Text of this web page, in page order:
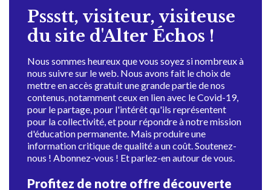
Pssstt, visiteur, visiteuse
du site d'Alter Échos !
Nous sommes heureux que vous soyez si nombreux à
nous suivre sur le web. Nous avons fait le choix de
mettre en accès gratuit une grande partie de nos
contenus, notamment ceux en lien avec le Covid-19,
pour le partage, pour l'intérêt qu'ils représentent
pour la collectivité, et pour répondre à notre mission
d'éducation permanente. Mais produire une
information critique de qualité a un coût. Soutenez-
nous ! Abonnez-vous ! Et parlez-en autour de vous.
Profitez de notre offre découverte